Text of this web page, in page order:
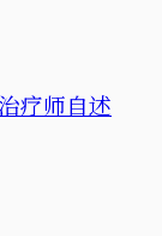
疗师自述